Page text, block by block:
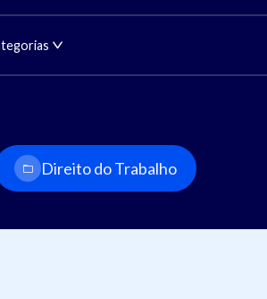
Direito do Trabalho